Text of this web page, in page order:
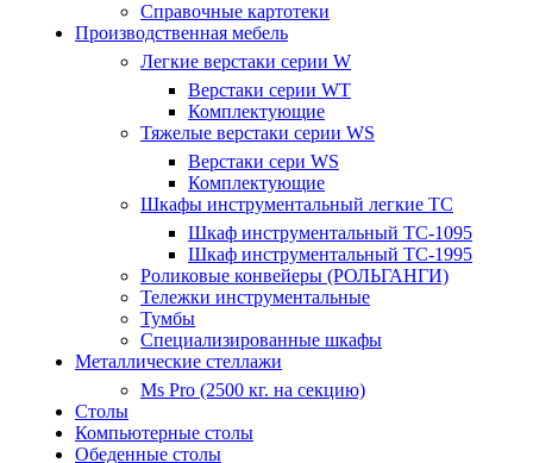
Справочные картотеки
Производственная мебель
Легкие верстаки серии W
Верстаки серии WT
Комплектующие
Тяжелые верстаки серии WS
Верстаки сери WS
Комплектующие
Шкафы инструментальный легкие ТС
Шкаф инструментальный TC-1095
Шкаф инструментальный TC-1995
Роликовые конвейеры (РОЛЬГАНГИ)
Тележки инструментальные
Тумбы
Специализированные шкафы
Металлические стеллажи
Ms Pro (2500 кг. на секцию)
Столы
Компьютерные столы
Обеденные столы